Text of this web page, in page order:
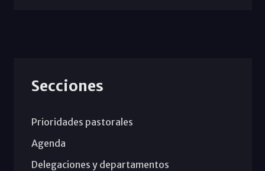
Secciones
Prioridades pastorales
Agenda
Delegaciones y departamentos